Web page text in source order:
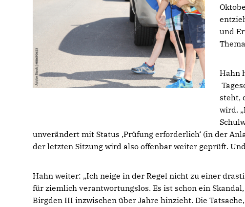
und
Hahn
steht,
wird.
unverändert mit Status ‚Prüfung erforderlich‘ (in der
der letzten Sitzung wird also offenbar weiter geprüft.
Hahn weiter: „Ich neige in der Regel nicht zu einer
für ziemlich verantwortungslos. Es ist schon ein
Birgden III inzwischen über Jahre hinzieht. Die